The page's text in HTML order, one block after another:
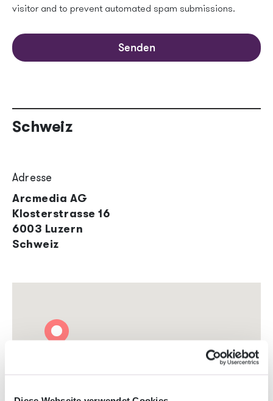
visitor and to prevent automated spam submissions.
Senden
Schweiz
Adresse
Arcmedia AG
Klosterstrasse 16
6003 Luzern
Schweiz